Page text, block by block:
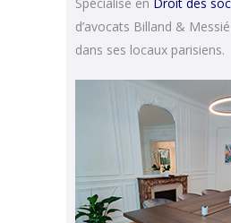
d’avocats Billand &
dans ses locaux parisiens.